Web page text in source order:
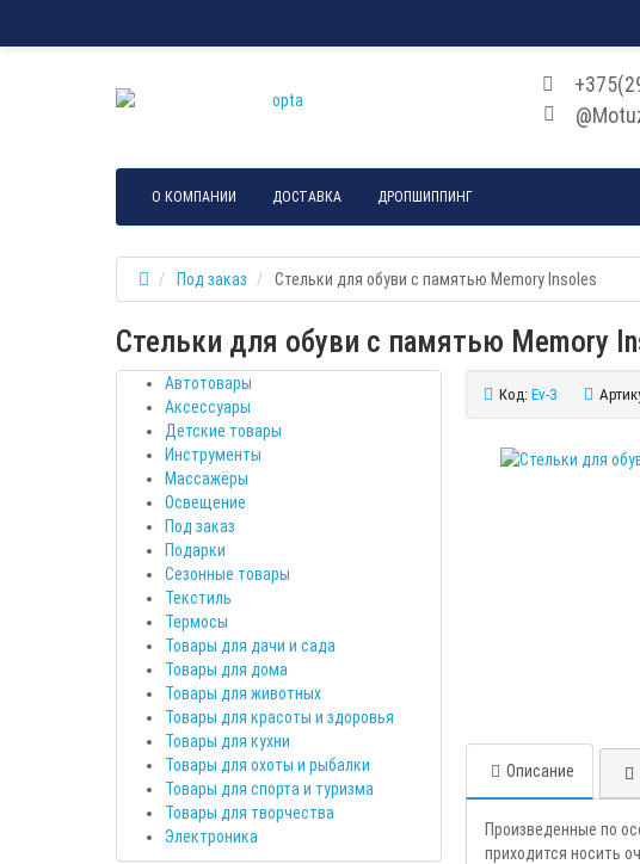
О КОМПАНИИ ДОСТАВКА ДРОПШИППИНГ
Под заказ Стельки для обуви с памятью Memory Insoles
Стельки для обуви с памятью Memory
Автотовары
Аксессуары
Детские товары
Инструменты
Массажёры
Освещение
Под заказ
Подарки
Сезонные товары
Текстиль
Термосы
Товары для дачи и сада
Товары для дома
Товары для животных
Товары для красоты и здоровья
Товары для кухни
Товары для охоты и рыбалки
Товары для спорта и туризма
Товары для творчества
Электроника
Код: Ev-3
Описание
Произведенные по
приходится носить